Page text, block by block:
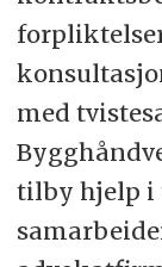
med
tilby hjelp i